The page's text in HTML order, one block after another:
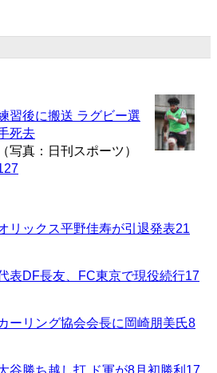
習後に搬送 ラグビー選
死去
（写真：日刊スポーツ）
リックス平野佳寿が引退発表21
表DF長友、FC東京で現役続行17
ーリング協会会長に岡崎朋美氏8
谷勝ち越し打 ド軍が8月初勝利 17